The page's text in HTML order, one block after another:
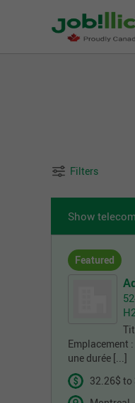
Filters
Show
Featured
Emplacement
une durée [...]
32.26$ to